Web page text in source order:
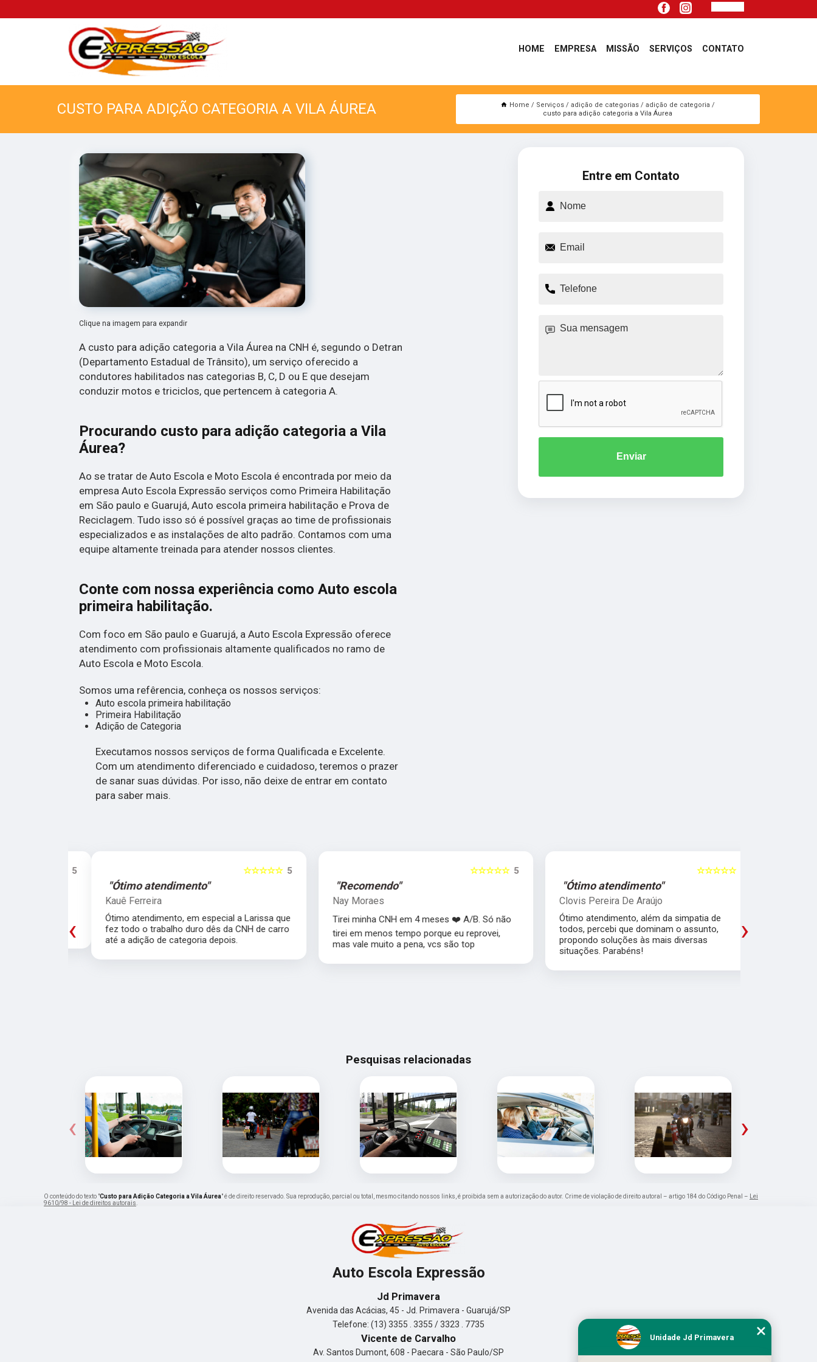
HOME EMPRESA MISSÃO SERVIÇOS CONTATO
CUSTO PARA ADIÇÃO CATEGORIA A VILA ÁUREA Home Serviços adição de categorias
adição de categoria
custo para adição categoria a Vila Áurea
Clique na imagem para expandir
A custo para adição categoria a Vila Áurea na CNH é, segundo o Detran
(Departamento Estadual de Trânsito), um serviço oferecido a
condutores habilitados nas categorias B, C, D ou E que desejam
conduzir motos e triciclos, que pertencem à categoria A.
Procurando custo para adição categoria a Vila
Áurea?
Ao se tratar de Auto Escola e Moto Escola é encontrada por meio da
empresa Auto Escola Expressão serviços como Primeira Habilitação
em São paulo e Guarujá, Auto escola primeira habilitação e Prova de
Reciclagem. Tudo isso só é possível graças ao time de profissionais
especializados e as instalações de alto padrão. Contamos com uma
equipe altamente treinada para atender nossos clientes.
Conte com nossa experiência como Auto escola
primeira habilitação.
Com foco em São paulo e Guarujá, a Auto Escola Expressão oferece
atendimento com profissionais altamente qualificados no ramo de
Auto Escola e Moto Escola.
Somos uma refêrencia, conheça os nossos serviços:
Auto escola primeira habilitação
Primeira Habilitação
Adição de Categoria
Executamos nossos serviços de forma Qualificada e Excelente.
Com um atendimento diferenciado e cuidadoso, teremos o prazer
de sanar suas dúvidas. Por isso, não deixe de entrar em contato
para saber mais.
Entre em Contato
Enviar
5
☆☆☆☆☆
"Ótimo atendimento"
Kauê Ferreira
Ótimo atendimento, em especial a Larissa que
fez todo o trabalho duro dês da CNH de carro
até a adição de categoria depois.
5
☆☆☆☆☆
"Recomendo"
Nay Moraes
Tirei minha CNH em 4 meses ❤️ A/B. Só não
tirei em menos tempo porque eu reprovei,
mas vale muito a pena, vcs são top
5
☆☆☆☆☆
"Ótimo atendimento"
Clovis Pereira De Araújo
Ótimo atendimento, além da simpatia de
todos, percebi que dominam o assunto,
propondo soluções às mais diversas
situações. Parabéns!
‹ ›
Pesquisas relacionadas
‹ ›
O conteúdo do texto "Custo para Adição Categoria a Vila Áurea" é de direito reservado. Sua reprodução, parcial ou total, mesmo citando nossos links, é proibida sem a autorização do autor. Crime de violação de direito autoral – artigo 184 do Código Penal –
Lei
9610/98 - Lei de direitos autorais
Auto Escola Expressão
Jd Primavera
Avenida das Acácias, 45 - Jd. Primavera - Guarujá/SP
Telefone: (13) 3355 . 3355 / 3323 . 7735
Vicente de Carvalho
Av. Santos Dumont, 608 - Paecara - São Paulo/SP
Unidade Jd Primavera